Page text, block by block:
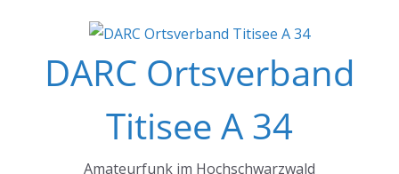
springenDARC Ortsverband
Titisee A 34
Amateurfunk im Hochschwarzwald